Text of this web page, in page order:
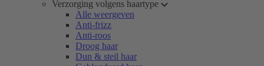
Verzorging volgens haartype
Alle weergeven
Anti-frizz
Anti-roos
Droog haar
Dun & steil haar